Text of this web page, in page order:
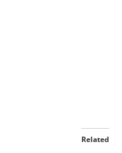
Related